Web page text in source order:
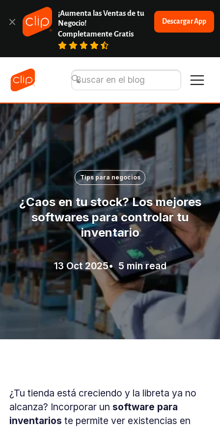
¡Aumenta las Ventas de tu
Negocio!
Completamente Gratis
Descargar App
Tips para negocios
¿Caos en tu stock? Los mejores
softwares para controlar tu
inventario
13 Oct 2025• 5 min read
¿Tu tienda está creciendo y la libreta ya no
alcanza? Incorporar un software para
inventarios te permite ver existencias en